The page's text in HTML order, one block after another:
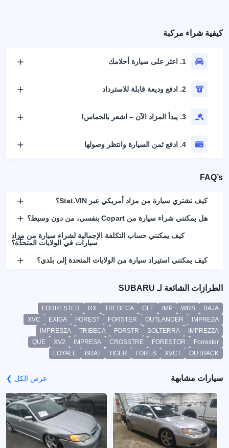
كيفية شراء مركبة
1. اعثر على سيارة أحلامك
2. ادفع وديعة قابلة للاسترداد
3. يبدأ المزاد الآن – اشعر بالحماس!
4. ادفع ثمن السيارة وانتظر وصولها
FAQ’s
كيف تشتري سيارة من مزاد أمريكي عبر Stat.VIN؟
هل يمكنني شراء سيارة من Copart بنفسي، من دون وسيط؟
كيف يمكنني حساب التكلفة الإجمالية لشراء سيارة من مزاد
سيارات في الولايات المتحدة؟
كيف يمكنني استيراد سيارة من الولايات المتحدة إلى بلدي؟
الطرازات الشائعة لـ SUBARU
BAJA
WRS
IMP
GLF
TREBECA
RX
FORRESTER
IMPREZA
OUTLANDER
FORSTER
FOREST
EXIGA
XVC
IMPREZZA
SOLTERRA
FORSTR
TRIBECA
IMPRESZA
Forrester
FORESTOR
CROSSTRE
IMPRESA
XV2
QUE
OUTBACK
XVCT
FORES
TIGER
BRAT
LOYALE
سيارات مشابهة عرض الكل ❯